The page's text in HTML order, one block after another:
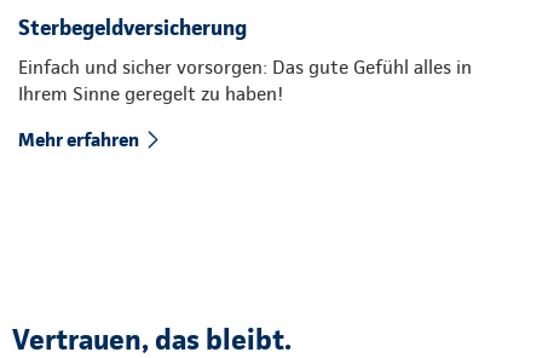
Sterbegeldversicherung
Einfach und sicher vorsorgen: Das gute Gefühl alles in
Ihrem Sinne geregelt zu haben!
Mehr erfahren
Vertrauen, das bleibt.